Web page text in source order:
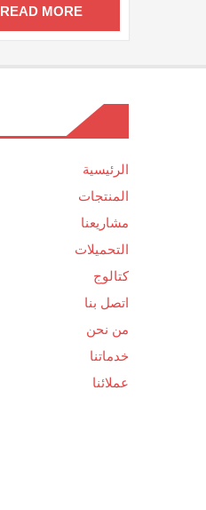
READ MORE
الرئيسية
المنتجات
مشاريعنا
التحميلات
كتالوج
اتصل بنا
من نحن
خدماتنا
عملائنا